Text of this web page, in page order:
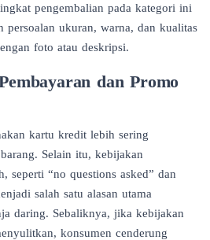
pengembalian pada kategori ini
persoalan ukuran, warna, dan kualitas
foto atau deskripsi.
dan Promo
kartu kredit lebih sering
Selain itu, kebijakan
seperti “no questions asked” dan
salah satu alasan utama
daring. Sebaliknya, jika kebijakan
konsumen cenderung